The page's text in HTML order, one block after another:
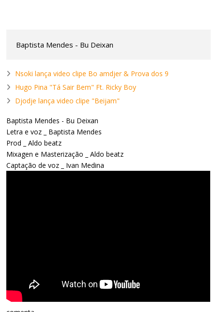
Baptista Mendes - Bu Deixan
Nsoki lança video clipe Bo amdjer & Prova dos 9
Hugo Pina "Tá Sair Bem" Ft. Ricky Boy
Djodje lança video clipe "Beijam"
Baptista Mendes - Bu Deixan
Letra e voz _ Baptista Mendes
Prod _ Aldo beatz
Mixagen e Masterização _ Aldo beatz
Captação de voz _ Ivan Medina